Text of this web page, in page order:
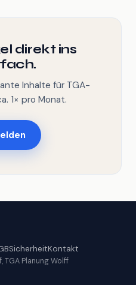
direkt ins
Inhalte für TGA-
1× pro Monat.
SicherheitKontakt
TGA Planung Wolff